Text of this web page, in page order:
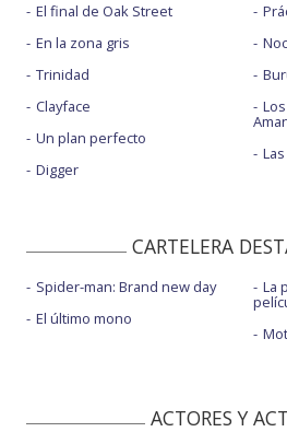
El final de Oak Street
En la zona gris
Trinidad
Clayface
Un plan perfecto
Digger
CARTELERA
Spider-man: Brand new day
El último mono
La
ACTORES Y